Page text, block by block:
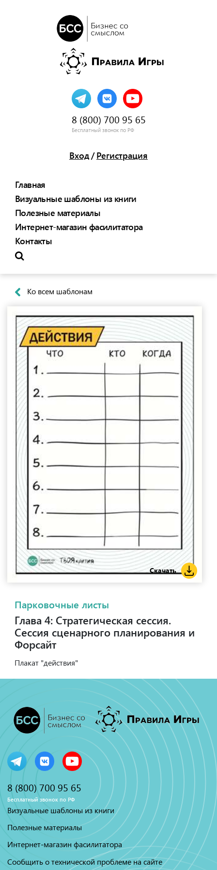
8 (800) 700 95 65
Бесплатный звонок по РФ
Вход/ Регистрация
Главная
Визуальные шаблоны из книги
Полезные материалы
Интернет-магазин фасилитатора
Контакты
Ко всем шаблонам
Скачать
Парковочные листы
Глава 4: Стратегическая сессия.
Сессия сценарного планирования и
Форсайт
Плакат "действия"
8 (800) 700 95 65
Бесплатный звонок по РФ
Визуальные шаблоны из книги
Полезные материалы
Интернет-магазин фасилитатора
Сообщить о технической проблеме на сайте